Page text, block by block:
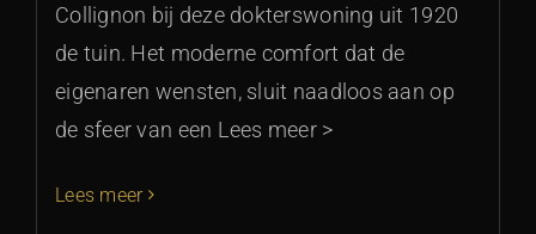
Collignon bij deze dokterswoning uit 1920
de tuin. Het moderne comfort dat de
eigenaren wensten, sluit naadloos aan op
de sfeer van een Lees meer >
Lees meer